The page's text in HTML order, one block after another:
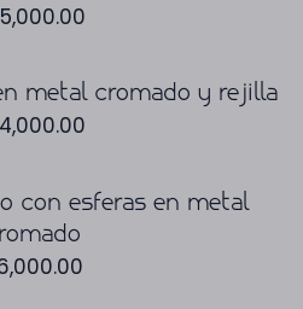
metal cromado y rejilla
con esferas en metal